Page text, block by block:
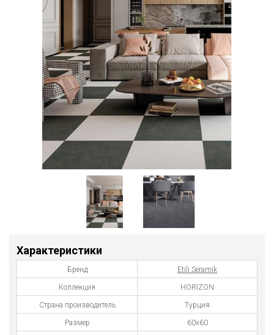
Характеристики
Бренд Etili Seramik
Коллекция HORIZON
Страна производитель Турция
Размер 60x60